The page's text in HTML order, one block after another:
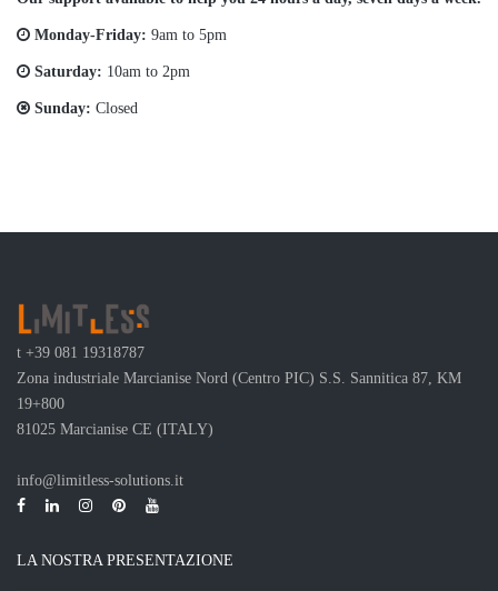
Monday-Friday: 9am to 5pm
Saturday: 10am to 2pm
Sunday: Closed
t +39 081 19318787
Zona industriale Marcianise Nord (Centro PIC) S.S. Sannitica 87, KM
19+800
81025 Marcianise CE (ITALY)
info@limitless-solutions.it
LA NOSTRA PRESENTAZIONE